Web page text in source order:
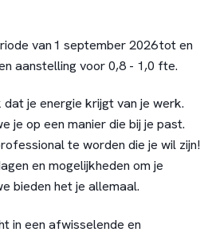
van 1 september 2026 tot en
aanstelling voor 0,8 - 1,0 fte.
je energie krijgt van je werk.
je op een manier die bij je past.
te worden die je wil zijn!
en mogelijkheden om je
bieden het je allemaal.
in een afwisselende en